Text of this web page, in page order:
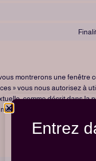
montrerons une fenêtre
» vous nous autorisez à
comme décrit dans la
veuillez noter que notre
Entrez